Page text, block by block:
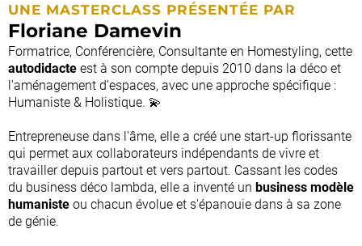
UNE MASTERCLASS PRÉSENTÉE PAR
Floriane Damevin
Formatrice, Conférencière, Consultante en Homestyling, cette
autodidacte est à son compte depuis 2010 dans la déco et
l'aménagement d'espaces, avec une approche spécifique :
Humaniste & Holistique. 💫
Entrepreneuse dans l'âme, elle a créé une start-up florissante
qui permet aux collaborateurs indépendants de vivre et
travailler depuis partout et vers partout. Cassant les codes
du business déco lambda, elle a inventé un business modèle
humaniste ou chacun évolue et s'épanouie dans à sa zone
de génie.